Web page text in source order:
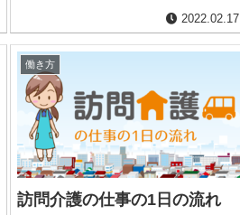
2022.02.17
働き方
訪問介護の仕事の1日の流れ